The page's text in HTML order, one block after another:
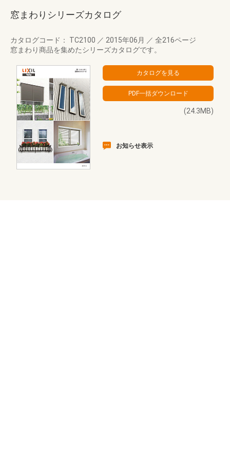
窓まわりシリーズカタログ
カタログコード： TC2100 ／ 2015年06月 ／ 全216ページ
窓まわり商品を集めたシリーズカタログです。
(24.3MB)
お知らせ表示